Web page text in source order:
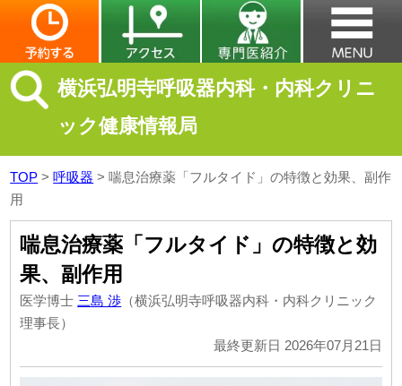
横浜弘明寺呼吸器内科・内科クリニ
ック健康情報局
TOP >呼吸器 >喘息治療薬「フルタイド」の特徴と効果、副作
用
喘息治療薬「フルタイド」の特徴と効
果、副作用
医学博士 三島 渉 （横浜弘明寺呼吸器内科・内科クリニック
理事長）
最終更新日 2026年07月21日